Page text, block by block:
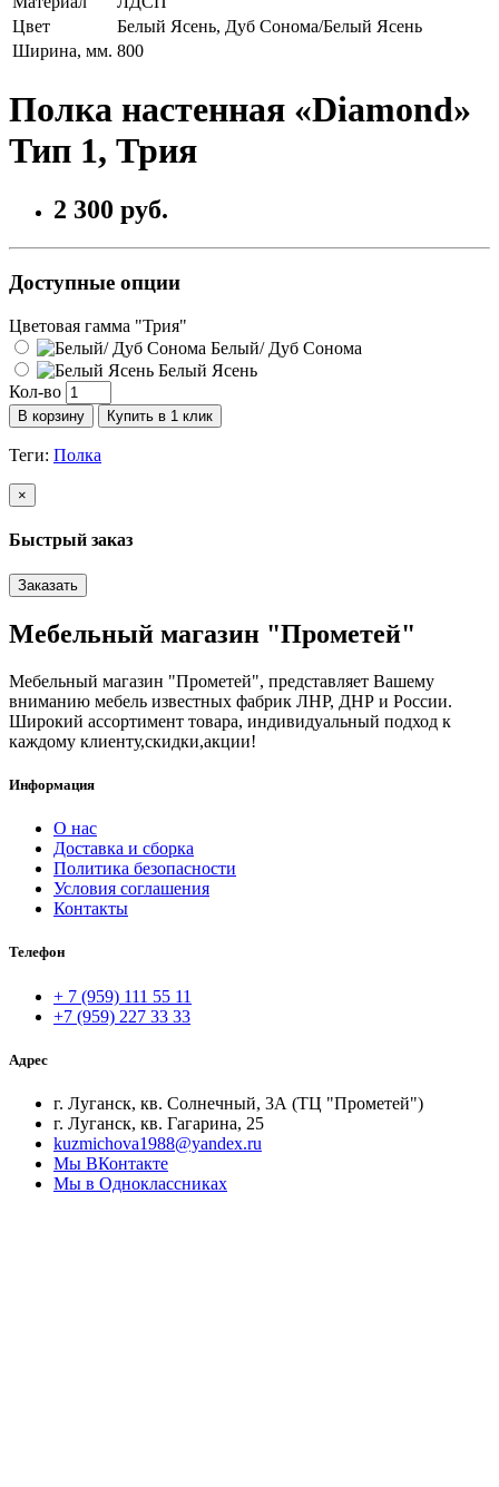
Цвет
Белый Ясень, Дуб Сонома/Белый Ясень
Ширина, мм. 800
Полка настенная «Diamond»
Тип 1, Трия
2 300 руб.
Доступные опции
Цветовая гамма "Трия"
Белый/ Дуб Сонома
Белый Ясень
Кол-во
В корзину Купить в 1 клик
Теги: Полка
×
Быстрый заказ
Заказать
Мебельный магазин "Прометей"
Мебельный магазин "Прометей", представляет Вашему
вниманию мебель известных фабрик ЛНР, ДНР и России.
Широкий ассортимент товара, индивидуальный подход к
каждому клиенту,скидки,акции!
Информация
О нас
Доставка и сборка
Политика безопасности
Условия соглашения
Контакты
Телефон
+ 7 (959) 111 55 11
+7 (959) 227 33 33
Адрес
г. Луганск, кв. Солнечный, 3А (ТЦ "Прометей")
г. Луганск, кв. Гагарина, 25
kuzmichova1988@yandex.ru
Мы ВКонтакте
Мы в Одноклассниках